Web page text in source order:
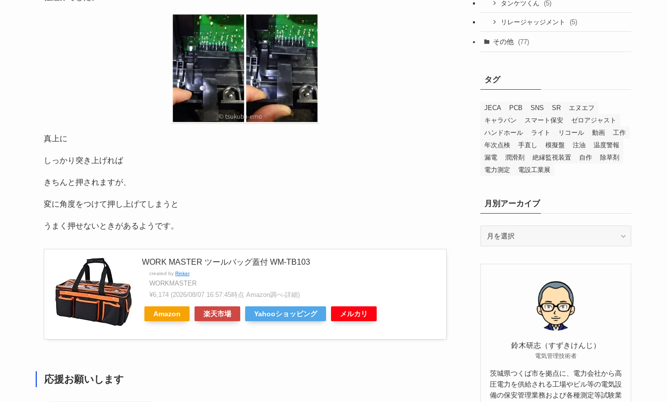
真上に
しっかり突き上げれば
きちんと押されますが、
変に角度をつけて押し上げてしまうと
うまく押せないときがあるようです。
WORK MASTER ツールバッグ蓋付 WM-TB103
created by Rinker
WORKMASTER
¥6,174 (2026/08/07 16:57:45時点 Amazon調べ-詳細)
Amazon 楽天市場 Yahooショッピング メルカリ
応援お願いします
タンケツくん (5)
リレージャッジメント (5)
その他 (77)
タグ
JECA PCB SNS SR
エヌエフ
キャラバン
スマート保安
ゼロアジャスト
ハンドホール
ライト リコール 動画
工作
年次点検
手直し 模擬盤 注油
温度警報
漏電
潤滑剤 絶縁監視装置 自作
除草剤
電力測定
電設工業展
月別アーカイブ
ー
鈴木研志（すずきけんじ）
電気管理技術者
茨城県つくば市を拠点に、電力会社から高
圧電力を供給される工場やビル等の電気設
備の保安管理業務および各種測定等試験業